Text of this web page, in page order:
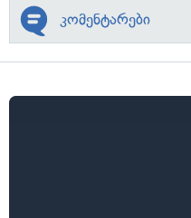
კომენტარები